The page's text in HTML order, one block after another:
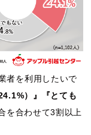
者を利用したいで
）』『とても
を合わせて3割以上